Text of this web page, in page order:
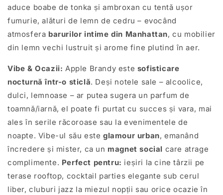
aduce boabe de tonka și ambroxan cu tentă ușor
fumurie, alături de lemn de cedru – evocând
atmosfera barurilor intime din Manhattan, cu mobilier
din lemn vechi lustruit și arome fine plutind în aer.
Vibe & Ocazii: Apple Brandy este sofisticare
nocturnă într-o sticlă. Deși notele sale – alcoolice,
dulci, lemnoase – ar putea sugera un parfum de
toamnă/iarnă, el poate fi purtat cu succes și vara, mai
ales în serile răcoroase sau la evenimentele de
noapte. Vibe-ul său esteglamour urban, emanând
încredere și mister, ca un magnet social care atrage
complimente. Perfect pentru: ieșiri la cine târzii pe
terase rooftop, cocktail parties elegante sub cerul
liber, cluburi jazz la miezul nopții sau orice ocazie în